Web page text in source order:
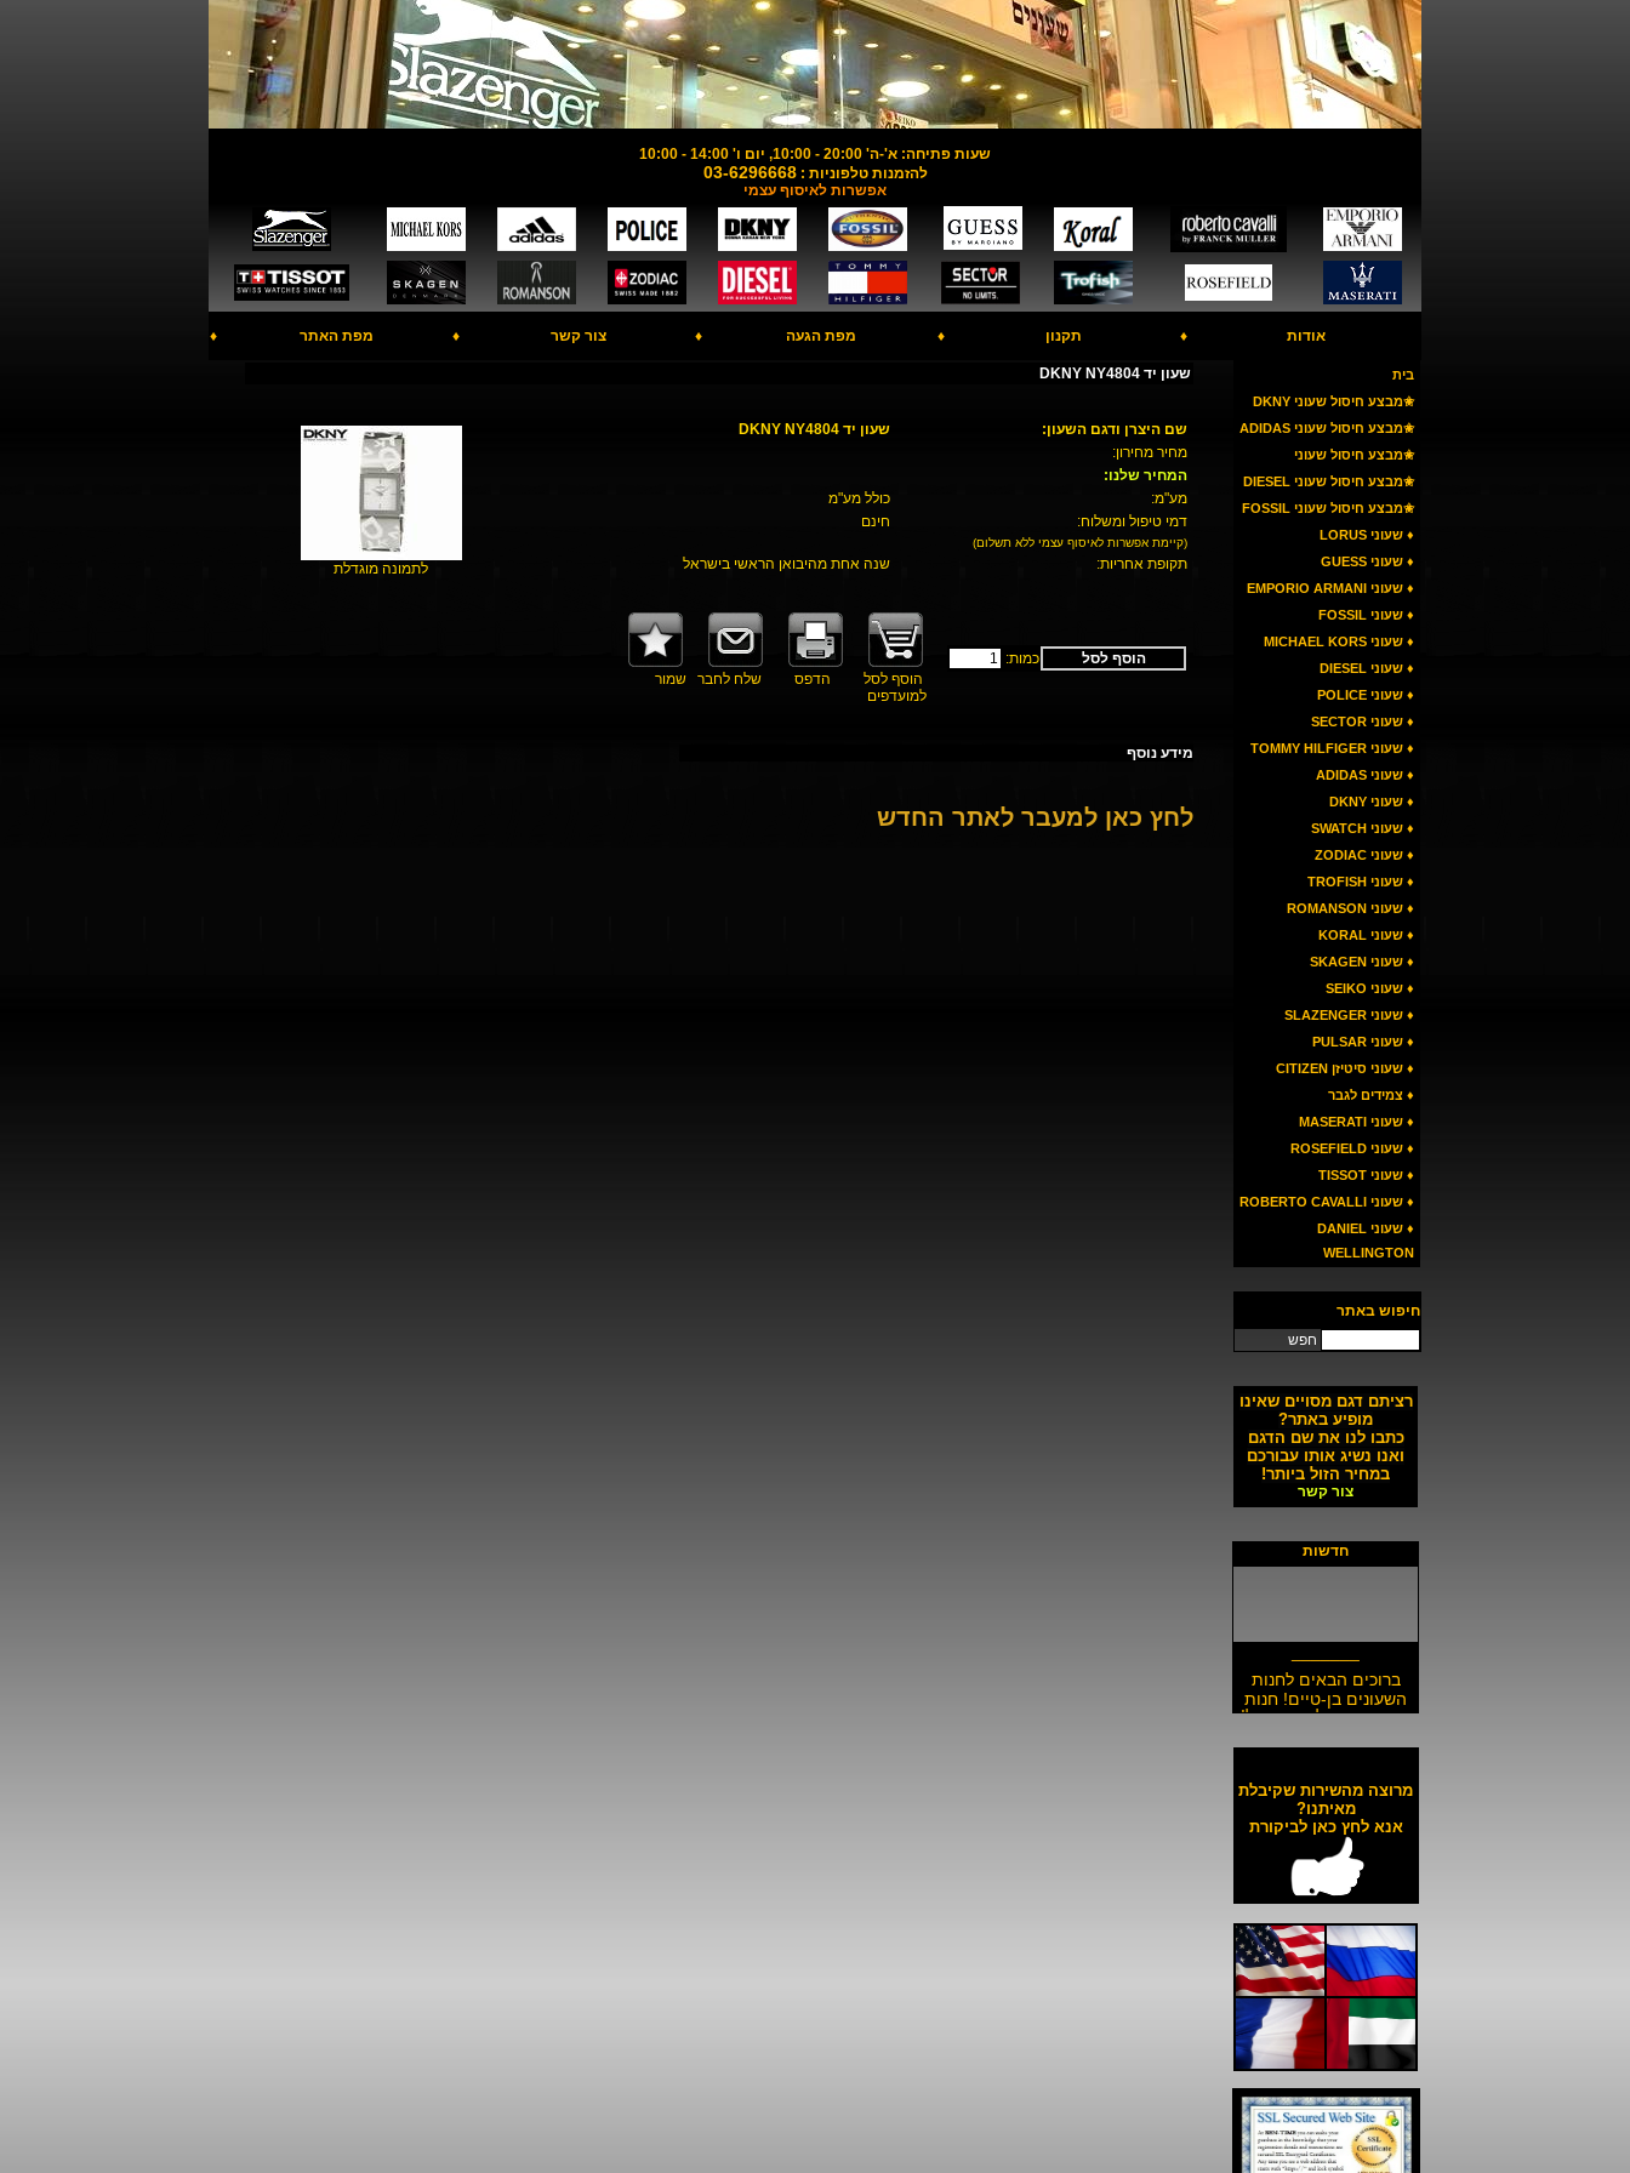
שעות פתיחה: א'-ה' 20:00 - 10:00, יום ו' 14:00 - 10:00
להזמנות טלפוניות :03-6296668
אפשרות לאיסוף עצמי
אודות ♦ תקנון ♦ מפת הגעה ♦ צור קשר ♦ מפת האתר ♦
בית
✬מבצע חיסול שעוני DKNY
✬מבצע חיסול שעוני ADIDAS
✬מבצע חיסול שעוני
ARMANI
✬מבצע חיסול שעוני DIESEL
✬מבצע חיסול שעוני FOSSIL
♦ שעוני LORUS
♦ שעוני GUESS
♦ שעוני EMPORIO ARMANI
♦ שעוני FOSSIL
♦ שעוני MICHAEL KORS
♦ שעוני DIESEL
♦ שעוני POLICE
♦ שעוני SECTOR
♦ שעוני TOMMY HILFIGER
♦ שעוני ADIDAS
♦ שעוני DKNY
♦ שעוני SWATCH
♦ שעוני ZODIAC
♦ שעוני TROFISH
♦ שעוני ROMANSON
♦ שעוני KORAL
♦ שעוני SKAGEN
♦ שעוני SEIKO
♦ שעוני SLAZENGER
♦ שעוני PULSAR
♦ שעוני סיטיזן CITIZEN
♦ צמידים לגבר
♦ שעוני MASERATI
♦ שעוני ROSEFIELD
♦ שעוני TISSOT
♦ שעוני ROBERTO CAVALLI
♦ שעוני DANIEL
WELLINGTON
חיפוש באתר
חפש
רציתם דגם מסויים שאינו
מופיע באתר?
כתבו לנו את שם הדגם
ואנו נשיג אותו עבורכם
במחיר הזול ביותר!
צור קשר
חדשות
_______
ברוכים הבאים לחנות
השעונים בן-טיים! חנות
השעונים הזולה בישראל!
באתר ולכל חלקי הארץ!
__________________
כל השעונים באתר עד 6
תשלומים ללא ריבית!
__________________
האתר מאובטח בהצפנת
SSL מתקדמת
מרוצה מהשירות שקיבלת
מאיתנו?
אנא לחץ כאן לביקורת
שעון יד DKNY NY4804
שם היצרן ודגם השעון:
שעון יד DKNY NY4804
מחיר מחירון:
המחיר שלנו:
מע"מ:
כולל מע"מ
דמי טיפול ומשלוח:
חינם
(קיימת אפשרות לאיסוף עצמי ללא תשלום)
תקופת אחריות: שנה אחת מהיבואן הראשי בישראל
הוסף לסל
כמות:
הוסף לסל
הדפס שלח לחבר שמור
למועדפים
לתמונה מוגדלת
מידע נוסף
לחץ כאן למעבר לאתר החדש